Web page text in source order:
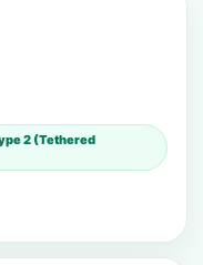
2 (Tethered